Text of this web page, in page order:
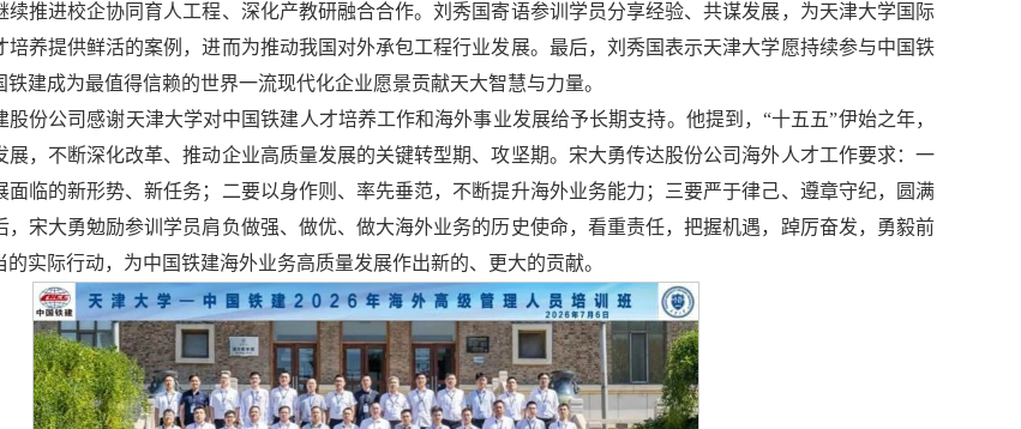
续推进校企协同育人工程、深化产教研融合合作。刘秀国寄语参训学员分享经验、共谋发展，为天津大学国际
培养提供鲜活的案例，进而为推动我国对外承包工程行业发展。最后，刘秀国表示天津大学愿持续参与中国铁
建成为最值得信赖的世界一流现代化企业愿景贡献天大智慧与力量。
股份公司感谢天津大学对中国铁建人才培养工作和海外事业发展给予长期支持。他提到，“十五五”伊始之年，
展，不断深化改革、推动企业高质量发展的关键转型期、攻坚期。宋大勇传达股份公司海外人才工作要求：一
面临的新形势、新任务；二要以身作则、率先垂范，不断提升海外业务能力；三要严于律己、遵章守纪，圆满
，宋大勇勉励参训学员肩负做强、做优、做大海外业务的历史使命，看重责任，把握机遇，踔厉奋发，勇毅前
实际行动，为中国铁建海外业务高质量发展作出新的、更大的贡献。